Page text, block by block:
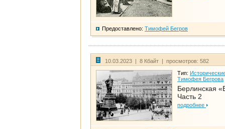
Предоставлено: Тимофей Бегров
10.03.2023 | 8 Кбайт | просмотров: 582
Тип:
Тимофея Бегрова
Берлинская
Часть 2
подробнее